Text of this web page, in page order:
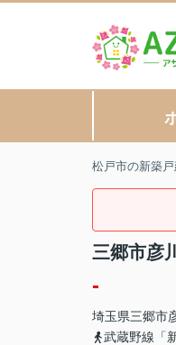
松戸市の新築
三郷市彦
-
埼玉県三郷市
武蔵野線「